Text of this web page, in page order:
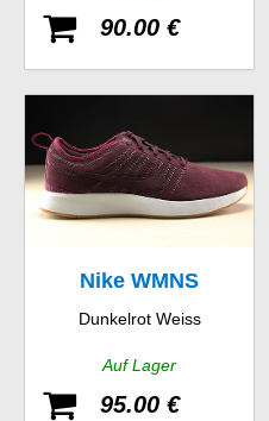
90.00 €
Nike WMNS
Dualtone Racer SE
Dunkelrot Weiss
Auf Lager
95.00 €